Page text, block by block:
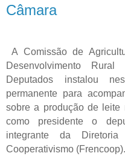
Câmara
A Comissão de
Desenvolvimento
Deputados instalou
permanente para
sobre a produção de leite
como presidente o
integrante da
Cooperativismo (Frencoop).